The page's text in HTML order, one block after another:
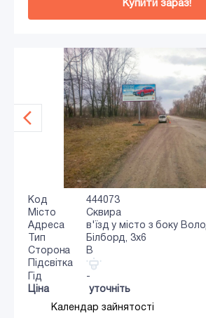
Купити зараз!
Код
444073
Місто
Сквира
Адреса
в'їзд у місто з боку
Тип
Білборд, 3x6
Сторона
B
Підсвітка
Гід
-
Ціна
уточніть
Календар зайнятості